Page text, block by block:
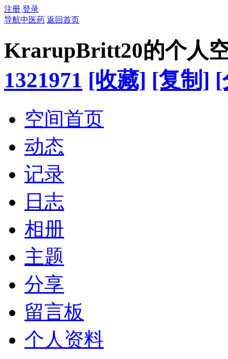
注册 登录
导航中医药 返回首页
KrarupBritt20的个人
1321971 [收藏] [复制] [
空间首页
动态
记录
日志
相册
主题
分享
留言板
个人资料